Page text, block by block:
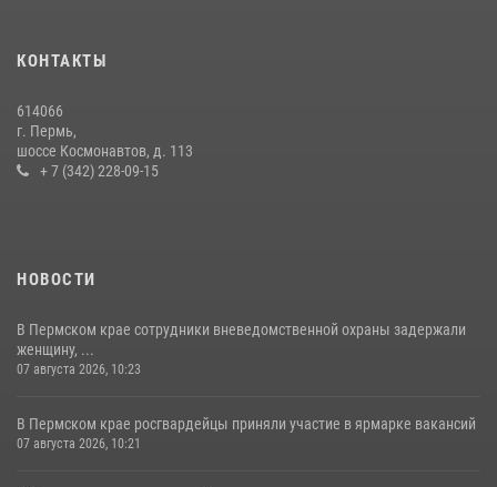
24 июля 2026, 08:45
КОНТАКТЫ
614066
г. Пермь,
шоссе Космонавтов, д. 113
+ 7 (342) 228-09-15
НОВОСТИ
В Пермском крае сотрудники вневедомственной охраны задержали
женщину, ...
07 августа 2026, 10:23
В Пермском крае росгвардейцы приняли участие в ярмарке вакансий
07 августа 2026, 10:21